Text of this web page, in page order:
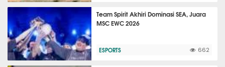
Team Spirit Akhiri Dominasi SEA, Juara
MSC EWC 2026
ESPORTS 662